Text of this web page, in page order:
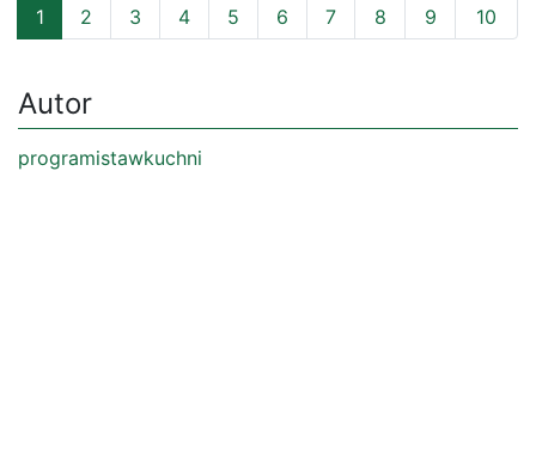
1 2 3 4 5 6 7 8 9 10
Autor
programistawkuchni